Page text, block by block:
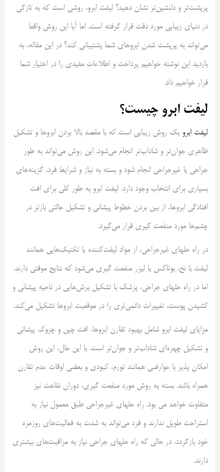
پرپشت‌تر و دلنشین‌تر نشان دهید؟ لیفت ابرو، روشی است که به تازگی
در دنیای زیبایی مورد دقت قرار گرفته است. اما آیا این روش واقعا
می‌تواند به پرپشت شدن ابروهای شما پشتیبانی کند؟ در این مقاله، به
بازدید این نوشته خواهیم پرداخت و اطلاعات مفیدی را در اختیار شما
قرار خواهیم داد.
لیفت ابرو چیست؟
لیفت ابرو یک روش زیبایی است که با مقصد بالا بردن ابروها و تشکیل
ظاهری جوان‌تر و شاداب‌تر انجام می‌شود. این روش می‌تواند به طور
جراحی یا غیرجراحی انجام شود و بسته به نیاز و شرایط فرد، گزینه‌های
بسیاری برای انتخاب وجود دارد. لیفت ابرو به طور کلی برای افت
افتادگی ابروها، از بین بردن خطوط پیشانی و تشکیل حالتی بازتر در
چشم‌ها مورد منفعت گیری قرار می‌گیرد.
در راه حلهای غیرجراحی، از مواد لیفت‌کننده یا تکنیک‌هایی همانند
لیفت با نخ، بوتاکس یا لیزر منفعت گیری می‌شود که نتایج موقتی دارند.
اما در راه حلهای جراحی، پزشک با تشکیل برش‌هایی در ناحیه پیشانی و
کشیدن پوست، تغییرات دائمی‌تری را در موقعیت ابروها تشکیل می‌کند.
مزایای لیفت ابرو شامل بهبود تقارن ابروها، افت چین و چروک پیشانی
و تشکیل چهره‌ای شاداب‌تر و جوان‌تر است. با این حال، این روش
امکان پذیر با عوارضی همانند تورم، کبودی و بعضی اوقات عدم تقارن
همراه باشد. بسته به روش مورد منفعت گیری، دوران نقاهت نیز
متفاوت خواهد می بود. راه حلهای غیرجراحی طبق معمول نیاز به
استراحت طویل ندارند و فرد می‌تواند به شدت به فعالیت‌های روزمره
خود بازگردد، در حالی که راه حلهای جراحی نیاز به مراقبت‌های بیشتری
دارند.